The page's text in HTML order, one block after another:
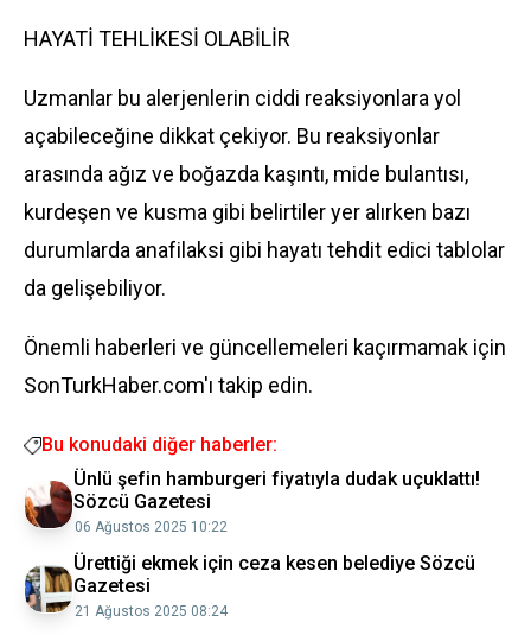
HAYATİ TEHLİKESİ OLABİLİR
Uzmanlar bu alerjenlerin ciddi reaksiyonlara yol
açabileceğine dikkat çekiyor. Bu reaksiyonlar
arasında ağız ve boğazda kaşıntı, mide bulantısı,
kurdeşen ve kusma gibi belirtiler yer alırken bazı
durumlarda anafilaksi gibi hayatı tehdit edici tablolar
da gelişebiliyor.
Önemli haberleri ve güncellemeleri kaçırmamak için
SonTurkHaber.com'ı takip edin.
Bu konudaki diğer haberler:
Ünlü şefin hamburgeri fiyatıyla dudak uçuklattı!
Sözcü Gazetesi
06 Ağustos 2025 10:22
Ürettiği ekmek için ceza kesen belediye Sözcü
Gazetesi
21 Ağustos 2025 08:24